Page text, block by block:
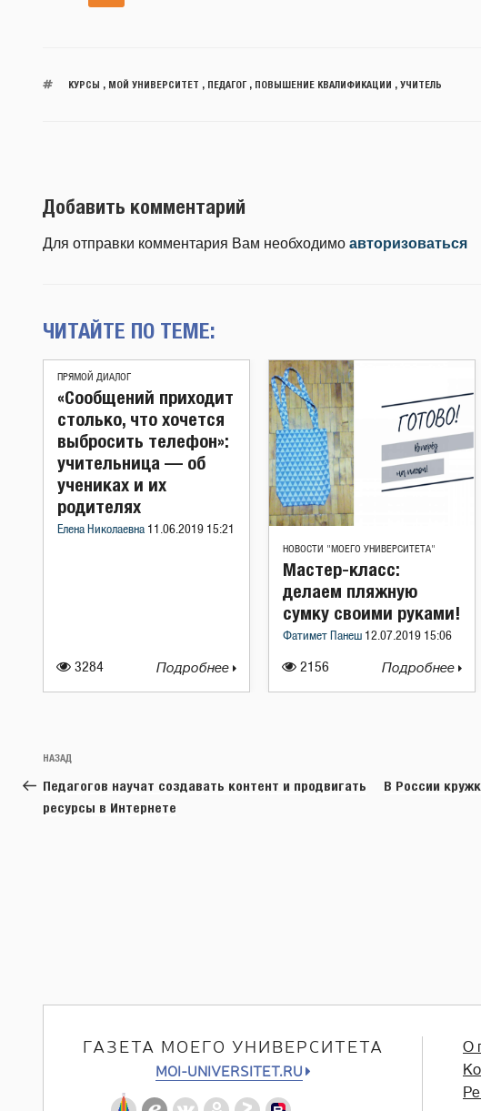
КУРСЫ МОЙ УНИВЕРСИТЕТ ПЕДАГОГ, ПОВЫШЕНИЕ КВАЛИФИКАЦИИ УЧИТЕЛЬ
Добавить комментарий
Для отправки комментария Вам необходимо авторизоваться
ЧИТАЙТЕ ПО ТЕМЕ:
ПРЯМОЙ ДИАЛОГ
3284
«Сообщений приходит
столько, что хочется
выбросить телефон»:
учительница — об
учениках и их
родителях
Елена Николаевна 11.06.2019 15:21
Подробнее
НОВОСТИ "МОЕГО УНИВЕРСИТЕТА"
2156
Мастер-класс:
делаем пляжную
сумку своими руками!
Фатимет Панеш 12.07.2019 15:06
Подробнее
Навигация
по
записям
Предыдущая
запись:
НАЗАД
Педагогов научат создавать контент и продвигать
ресурсы в Интернете
В России
ГАЗЕТА МОЕГО УНИВЕРСИТЕТА
MOI-UNIVERSITET.RU
О